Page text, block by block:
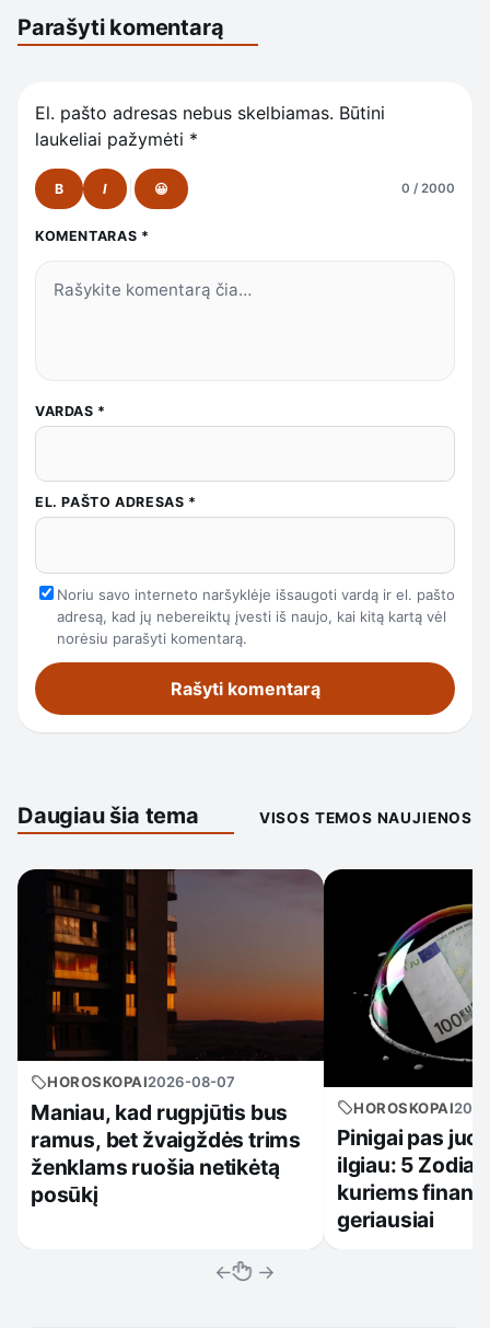
Parašyti komentarą
El. pašto adresas nebus skelbiamas. Būtini
laukeliai pažymėti *
B I 😀 0 / 2000
KOMENTARAS *
VARDAS *
EL. PAŠTO ADRESAS *
Noriu savo interneto naršyklėje išsaugoti vardą ir el. pašto
adresą, kad jų nebereiktų įvesti iš naujo, kai kitą kartą vėl
norėsiu parašyti komentarą.
Daugiau šia tema VISOS TEMOS NAUJIENOS
HOROSKOPAI2026-08-07
Maniau, kad rugpjūtis bus
ramus, bet žvaigždės trims
ženklams ruošia netikėtą
posūkį
HOROSKOPAI
Pinigai pas
ilgiau: 5
kuriems
geriausiai
← →